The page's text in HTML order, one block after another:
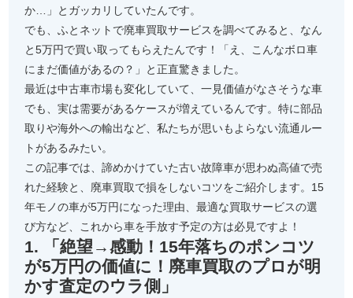
か…」とガッカリしていたんです。
でも、ふとネットで廃車買取サービスを調べてみると、なん
と5万円で買い取ってもらえたんです！「え、こんなボロ車
にまだ価値があるの？」と正直驚きました。
最近は中古車市場も変化していて、一見価値がなさそうな車
でも、実は需要があるケースが増えているんです。特に部品
取りや海外への輸出など、私たちが思いもよらない流通ルー
トがあるみたい。
この記事では、諦めかけていた古い故障車が思わぬ高値で売
れた経験と、廃車買取で損をしないコツをご紹介します。15
年モノの車が5万円になった理由、最適な買取サービスの選
び方など、これから車を手放す予定の方は必見ですよ！
1. 「絶望→感動！15年落ちのポンコツ
が5万円の価値に！廃車買取のプロが明
かす査定のウラ側」